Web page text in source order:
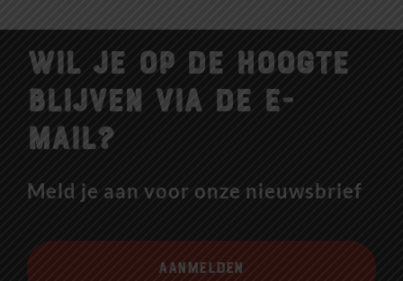
Wil je op de hoogte
blijven via de e-
mail?
Meld je aan voor onze nieuwsbrief
Aanmelden